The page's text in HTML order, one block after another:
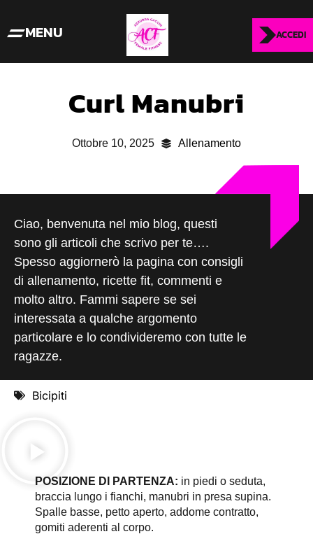
MENU ACCEDI
Curl Manubri
Ottobre 10, 2025 Allenamento
Ciao, benvenuta nel mio blog, questi
sono gli articoli che scrivo per te….
Spesso aggiornerò la pagina con consigli
di allenamento, ricette fit, commenti e
molto altro. Fammi sapere se sei
interessata a qualche argomento
particolare e lo condivideremo con tutte le
ragazze.
Bicipiti
POSIZIONE DI PARTENZA: in piedi o seduta,
braccia lungo i fianchi, manubri in presa supina.
Spalle basse, petto aperto, addome contratto,
gomiti aderenti al corpo.